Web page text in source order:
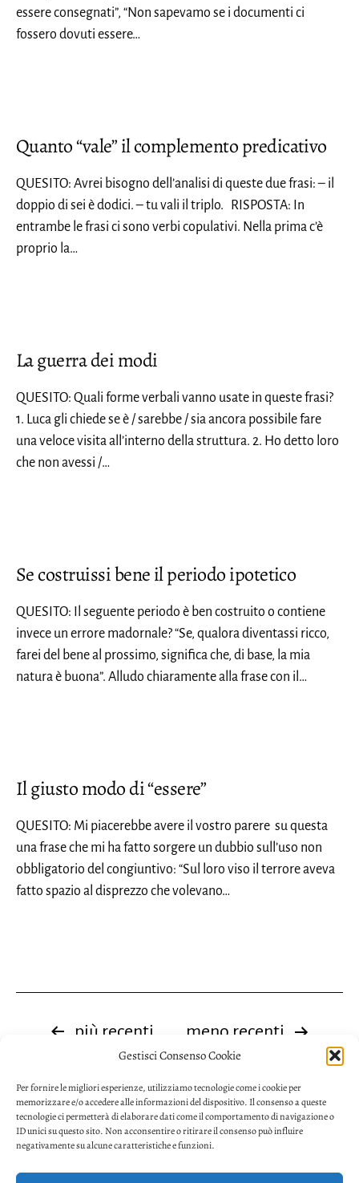
Gestisci Consenso Cookie
Per fornire le migliori esperienze, utilizziamo tecnologie come i cookie per
memorizzare e/o accedere alle informazioni del dispositivo. Il consenso a queste
tecnologie ci permetterà di elaborare dati come il comportamento di navigazione o
ID unici su questo sito. Non acconsentire o ritirare il consenso può influire
negativamente su alcune caratteristiche e funzioni.
essere consegnati”, “Non sapevamo se i documenti ci
fossero dovuti essere…
Quanto “vale” il complemento predicativo
QUESITO: Avrei bisogno dell’analisi di queste due frasi: – il
doppio di sei è dodici. – tu vali il triplo. RISPOSTA: ​In
entrambe le frasi ci sono verbi copulativi. Nella prima c’è
proprio la…
La guerra dei modi
QUESITO: Quali forme verbali vanno usate in queste frasi?
1. Luca gli chiede se è / sarebbe / sia ancora possibile fare
una veloce visita all’interno della struttura. 2. Ho detto loro
che non avessi /…
Se costruissi bene il periodo ipotetico
QUESITO: Il seguente periodo è ben costruito o contiene
invece un errore madornale? “Se, qualora diventassi ricco,
farei del bene al prossimo, significa che, di base, la mia
natura è buona”. Alludo chiaramente alla frase con il…
Il giusto modo di “essere”
QUESITO: Mi piacerebbe avere il vostro parere su questa
una frase che mi ha fatto sorgere un dubbio sull’uso non
obbligatorio del congiuntivo: “Sul loro viso il terrore aveva
fatto spazio al disprezzo che volevano…
Paginazione
articoli
più recenti meno recenti